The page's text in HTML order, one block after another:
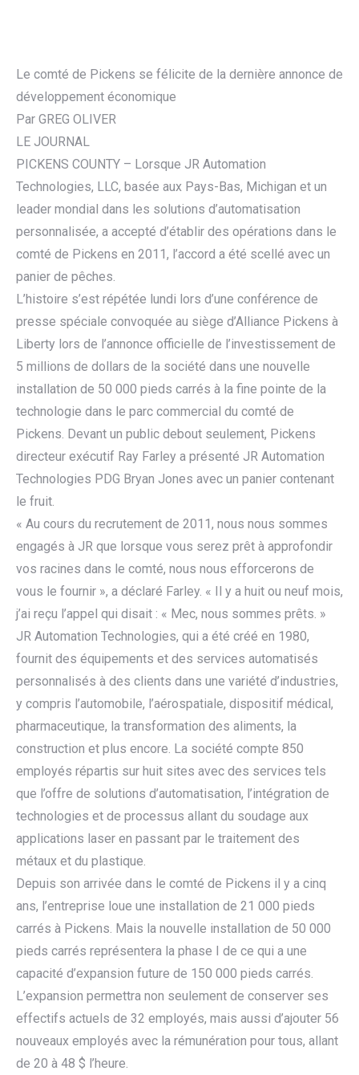
Le comté de Pickens se félicite de la dernière annonce de
développement économique
Par GREG OLIVER
LE JOURNAL
PICKENS COUNTY – Lorsque JR Automation
Technologies, LLC, basée aux Pays-Bas, Michigan et un
leader mondial dans les solutions d’automatisation
personnalisée, a accepté d’établir des opérations dans le
comté de Pickens en 2011, l’accord a été scellé avec un
panier de pêches.
L’histoire s’est répétée lundi lors d’une conférence de
presse spéciale convoquée au siège d’Alliance Pickens à
Liberty lors de l’annonce officielle de l’investissement de
5 millions de dollars de la société dans une nouvelle
installation de 50 000 pieds carrés à la fine pointe de la
technologie dans le parc commercial du comté de
Pickens. Devant un public debout seulement, Pickens
directeur exécutif Ray Farley a présenté JR Automation
Technologies PDG Bryan Jones avec un panier contenant
le fruit.
« Au cours du recrutement de 2011, nous nous sommes
engagés à JR que lorsque vous serez prêt à approfondir
vos racines dans le comté, nous nous efforcerons de
vous le fournir », a déclaré Farley. « Il y a huit ou neuf mois,
j’ai reçu l’appel qui disait : « Mec, nous sommes prêts. »
JR Automation Technologies, qui a été créé en 1980,
fournit des équipements et des services automatisés
personnalisés à des clients dans une variété d’industries,
y compris l’automobile, l’aérospatiale, dispositif médical,
pharmaceutique, la transformation des aliments, la
construction et plus encore. La société compte 850
employés répartis sur huit sites avec des services tels
que l’offre de solutions d’automatisation, l’intégration de
technologies et de processus allant du soudage aux
applications laser en passant par le traitement des
métaux et du plastique.
Depuis son arrivée dans le comté de Pickens il y a cinq
ans, l’entreprise loue une installation de 21 000 pieds
carrés à Pickens. Mais la nouvelle installation de 50 000
pieds carrés représentera la phase I de ce qui a une
capacité d’expansion future de 150 000 pieds carrés.
L’expansion permettra non seulement de conserver ses
effectifs actuels de 32 employés, mais aussi d’ajouter 56
nouveaux employés avec la rémunération pour tous, allant
de 20 à 48 $ l’heure.